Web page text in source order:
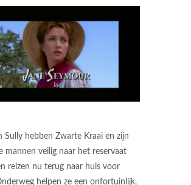
Sully hebben Zwarte Kraai en zijn
mannen veilig naar het reservaat
reizen nu terug naar huis voor
helpen ze een onfortuinlijk,